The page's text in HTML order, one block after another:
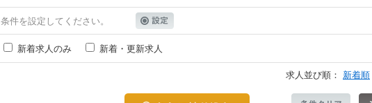
条件を設定してください。
新着求人のみ
新着・更新求人
求人並び順： 新着順